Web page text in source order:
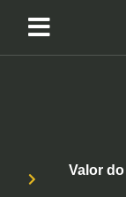
Valor